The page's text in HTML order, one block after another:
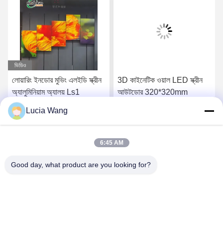
ভিডিও
লোয়ারিং ইনডোর মুভিং এলইডি স্ক্রীন
অ্যালুমিনিয়াম অ্যালয় Ls1
সেরা দাম পান
3D কাইনেটিক ওয়াল LED স্ক্রীন
আউটডোর 320*320mm
সেরা দাম পান
Lucia Wang
6:45 AM
Good day, what product are you looking for?